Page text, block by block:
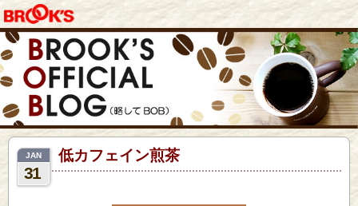
JAN
31
低カフェイン煎茶